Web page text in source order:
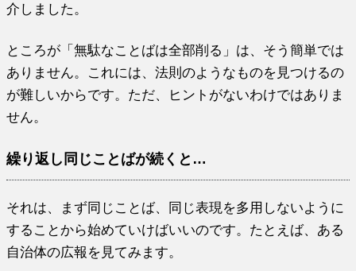
介しました。
ところが「無駄なことばは全部削る」は、そう簡単では
ありません。これには、法則のようなものを見つけるの
が難しいからです。ただ、ヒントがないわけではありま
せん。
繰り返し同じことばが続くと…
それは、まず同じことば、同じ表現を多用しないように
することから始めていけばいいのです。たとえば、ある
自治体の広報を見てみます。